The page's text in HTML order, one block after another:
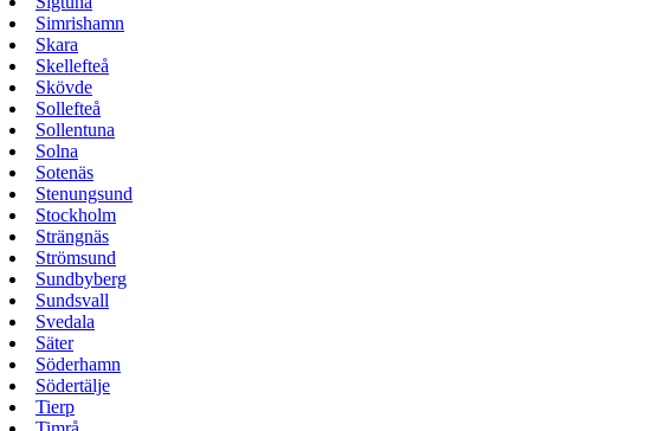
Simrishamn
Skara
Skellefteå
Skövde
Sollefteå
Sollentuna
Solna
Sotenäs
Stenungsund
Stockholm
Strängnäs
Strömsund
Sundbyberg
Sundsvall
Svedala
Säter
Söderhamn
Södertälje
Tierp